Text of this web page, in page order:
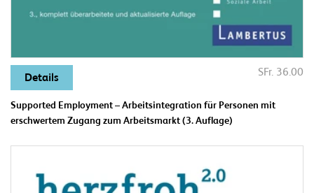
Details SFr. 36.00
Supported Employment – Arbeitsintegration für Personen mit
erschwertem Zugang zum Arbeitsmarkt (3. Auflage)